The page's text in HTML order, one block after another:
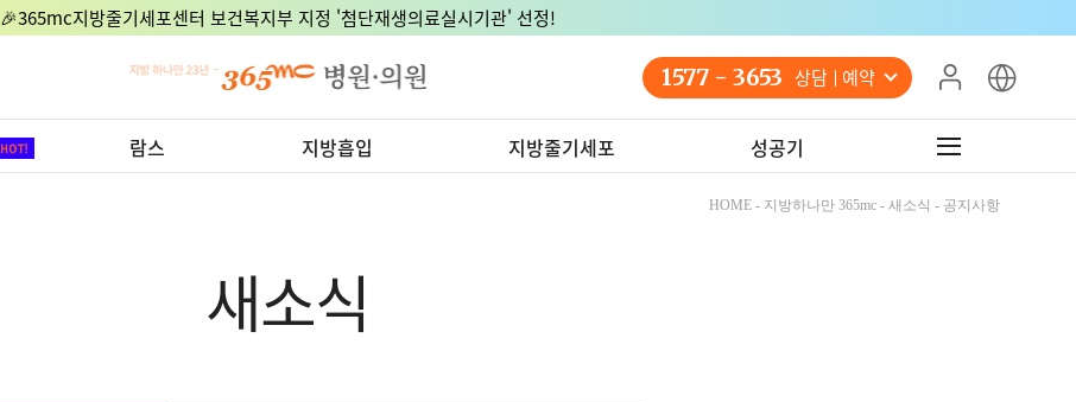
🎉365mc지방줄기세포센터 보건복지부 지정 '첨단재생의료실시기관' 선정!
1577 - 3653 상담 예약
람스 지방흡입 지방줄기세포 성공기
HOME - 지방하나만 365mc - 새소식 - 공지사항
새소식